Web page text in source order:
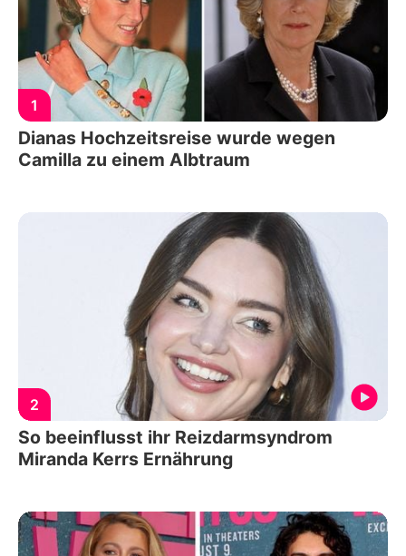
1
Dianas Hochzeitsreise wurde wegen
Camilla zu einem Albtraum
2
So beeinflusst ihr Reizdarmsyndrom
Miranda Kerrs Ernährung